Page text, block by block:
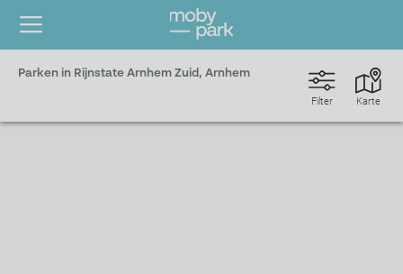
Parken in Rijnstate Arnhem Zuid, Arnhem
Karte
Filter